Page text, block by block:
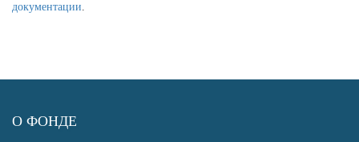
документации.
О ФОНДЕ